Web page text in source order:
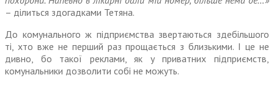
– ділиться здогадками Тетяна.
До комунального ж підприєм­ства звертаються здебільшого
ті, хто вже не перший раз проща­ється з близькими. І це не
дивно, бо такої реклами, як у приватних підприємств,
комунальники дозволити собі не можуть.